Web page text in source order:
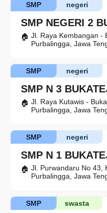
SMP NEGERI 2
negeri
SMP
Jl. Raya Kembangan -
Purbalingga, Jawa
SMP N 3
negeri
SMP
Jl. Raya Kutawis -
Purbalingga, Jawa
SMP N 1
negeri
SMP
Jl. Purwandaru No 43,
Purbalingga, Jawa
swasta
SMP